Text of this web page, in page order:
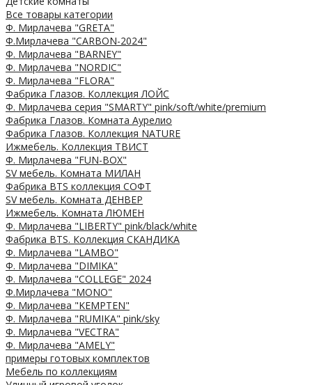
Все товары категории
Ф. Мирлачева "GRETA"
Ф.Мирлачева "CARBON-2024"
Ф. Мирлачева "BARNEY"
Ф. Мирлачева "NORDIC"
Ф. Мирлачева "FLORA"
Фабрика Глазов. Коллекция ЛОЙС
Ф. Мирлачева серия "SMARTY" pink/soft/white/premium
Фабрика Глазов. Комната Аурелио
Фабрика Глазов. Коллекция NATURE
Ижмебель. Коллекция ТВИСТ
Ф. Мирлачева "FUN-BOX"
SV мебель. Комната МИЛАН
Фабрика BTS коллекция СОФТ
SV мебель. Комната ДЕНВЕР
Ижмебель. Комната ЛЮМЕН
Ф. Мирлачева "LIBERTY" pink/black/white
Фабрика BTS. Коллекция СКАНДИКА
Ф. Мирлачева "LAMBO"
Ф. Мирлачева "DIMIKA"
Ф. Мирлачева "COLLEGE" 2024
Ф.Мирлачева "MONO"
Ф. Мирлачева "KEMPTEN"
Ф. Мирлачева "RUMIKA" pink/sky
Ф. Мирлачева "VECTRA"
Ф. Мирлачева "AMELY"
примеры готовых комплектов
Мебель по коллекциям